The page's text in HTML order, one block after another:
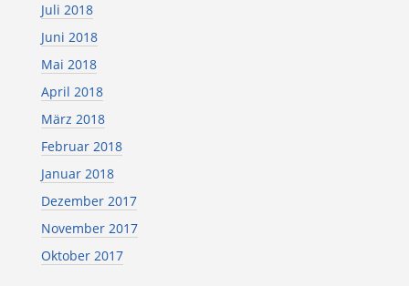
Juli 2018
Juni 2018
Mai 2018
April 2018
März 2018
Februar 2018
Januar 2018
Dezember 2017
November 2017
Oktober 2017